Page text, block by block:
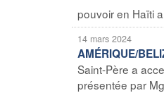
pouvoir en Haïti
14 mars 2024
AMÉRIQUE/
Saint-Père a
présentée par